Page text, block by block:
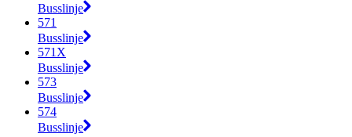
Busslinje
571
Busslinje
571X
Busslinje
573
Busslinje
574
Busslinje